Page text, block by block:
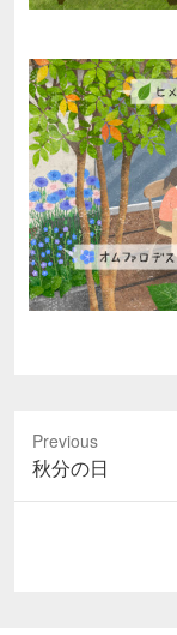
Previous
Previous
post:
秋分の日